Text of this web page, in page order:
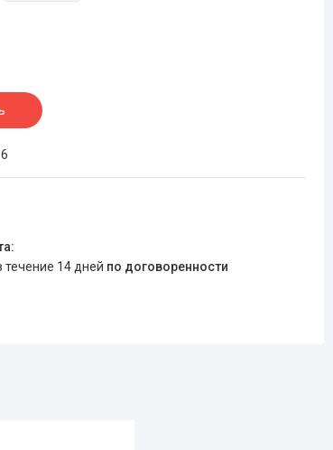
течение 14 дней по договоренности